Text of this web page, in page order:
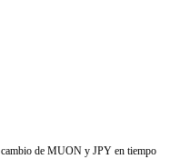
de MUON y JPY en tiempo